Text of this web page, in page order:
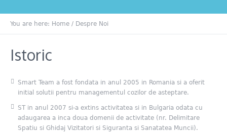
You are here: Home / Despre Noi
Istoric
Smart Team a fost fondata in anul 2005 in Romania si a oferit
initial solutii pentru managementul cozilor de asteptare.
ST in anul 2007 si-a extins activitatea si in Bulgaria odata cu
adaugarea a inca doua domenii de activitate (nr. Delimitare
Spatiu si Ghidaj Vizitatori si Siguranta si Sanatatea Muncii).